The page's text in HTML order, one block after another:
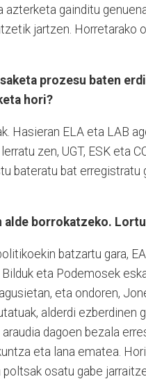
azterketa gainditu
jartzen. Horretarako
prozesu baten
hori?
Hasieran ELA eta LAB
zen, UGT, ESK eta
bateratu bat erregistratu
alde borrokatzeko.
batzartu gara,
eta Podemosek
eta ondoren,
alderdi ezberdinen
dagoen bezala
eta lana ematea.
osatu gabe